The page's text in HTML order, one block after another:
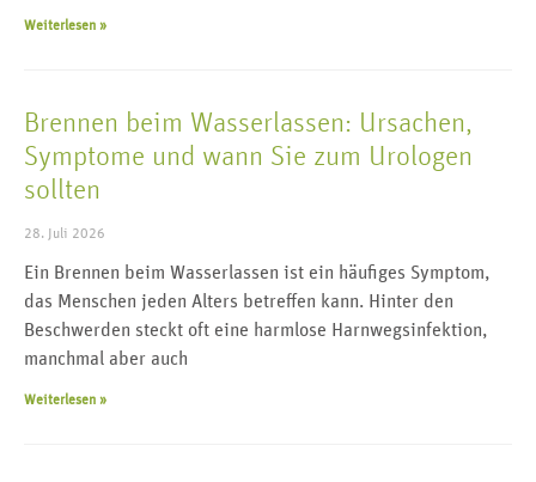
Weiterlesen »
Brennen beim Wasserlassen: Ursachen,
Symptome und wann Sie zum Urologen
sollten
28. Juli 2026
Ein Brennen beim Wasserlassen ist ein häufiges Symptom,
das Menschen jeden Alters betreffen kann. Hinter den
Beschwerden steckt oft eine harmlose Harnwegsinfektion,
manchmal aber auch
Weiterlesen »